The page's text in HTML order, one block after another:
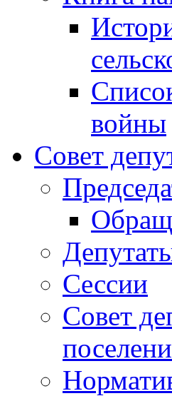
войны
Совет
Сессии
Совет